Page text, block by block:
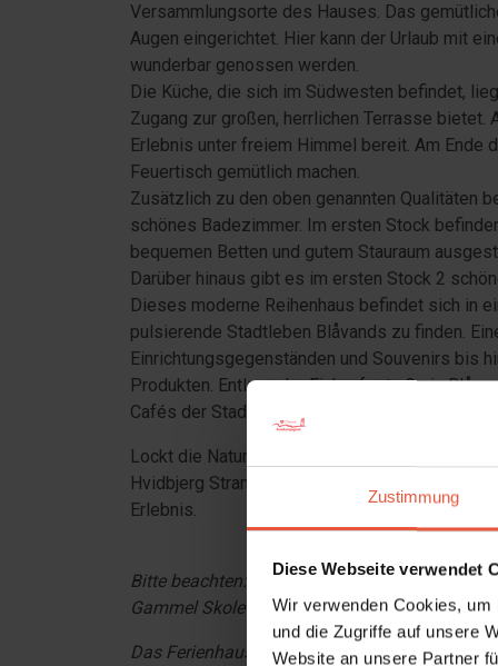
Zustimmung
Diese Webseite verwendet
Wir verwenden Cookies,
und die Zugriffe auf unsere
Website an unsere Partner
Versammlungsorte des Hauses. Das
Augen eingerichtet. Hier kann der Urlaub mit
wunderbar genossen werden.
Die Küche, die sich im Südwesten befindet,
Zugang zur großen, herrlichen Terrasse
Erlebnis unter freiem Himmel bereit. Am Ende
Feuertisch gemütlich machen.
Zusätzlich zu den oben genannten Qualitäten
schönes Badezimmer. Im ersten Stock
bequemen Betten und gutem Stauraum
Darüber hinaus gibt es im ersten Stock 2
Dieses moderne Reihenhaus befindet sich in
pulsierende Stadtleben Blåvands zu finden.
Einrichtungsgegenständen und Souvenirs bis
Produkten. Entlang der Einkaufsstraße in
Cafés der Stadt.
Lockt die Natur eher als die Stadt, ist das
Hvidbjerg Strand entfernt. Ein erfrischendes
Erlebnis.
Bitte beachten: Wir weisen darauf hin, dass
Gammel Skolevej 2 zwischen einem
Das Ferienhaus ist rauchfrei und